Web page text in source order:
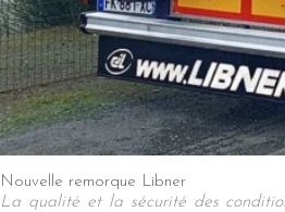
Nouvelle remorque Libner
La qualité et la sécurité des